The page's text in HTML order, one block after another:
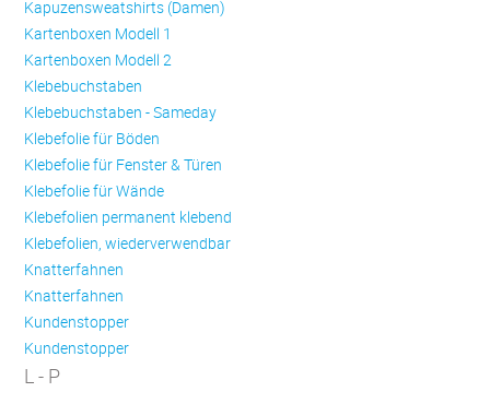
Kapuzensweatshirts (Damen)
Kartenboxen Modell 1
Kartenboxen Modell 2
Klebebuchstaben
Klebebuchstaben - Sameday
Klebefolie für Böden
Klebefolie für Fenster & Türen
Klebefolie für Wände
Klebefolien permanent klebend
Klebefolien, wiederverwendbar
Knatterfahnen
Knatterfahnen
Kundenstopper
Kundenstopper
L - P